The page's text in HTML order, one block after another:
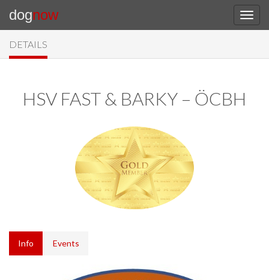
dognow
DETAILS
HSV FAST & BARKY – ÖCBH
Info Events